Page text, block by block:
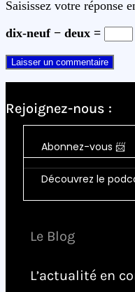
Saisissez votre réponse
dix-neuf − deux =
Rejoignez-nous :
Abonnez-vous 📨
Découvrez le
Le Blog
L’actualité en